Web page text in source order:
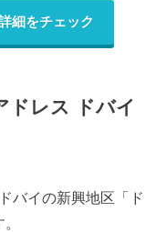
細をチェック
ドレス ドバイ
バイの新興地区「ド